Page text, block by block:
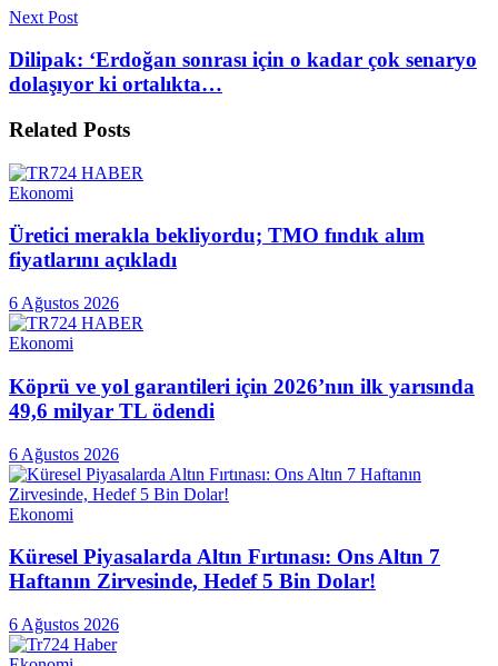
Next Post
Dilipak: ‘Erdoğan sonrası için o kadar çok senaryo
dolaşıyor ki ortalıkta…
Related Posts
Ekonomi
Üretici merakla bekliyordu; TMO fındık alım
fiyatlarını açıkladı
6 Ağustos 2026
Ekonomi
Köprü ve yol garantileri için 2026’nın ilk yarısında
49,6 milyar TL ödendi
6 Ağustos 2026
Ekonomi
Küresel Piyasalarda Altın Fırtınası: Ons Altın 7
Haftanın Zirvesinde, Hedef 5 Bin Dolar!
6 Ağustos 2026